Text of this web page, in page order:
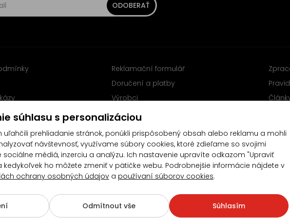
ODOBERAŤ
Reklamační formulář
Doručení a platby
Výrobci
Sleduj nás na Facebooku
4.5/5(189x)
súhlasu s personalizáciou
uľahčili prehliadanie stránok, ponúkli prispôsobený obsah alebo reklamu a mohli
návštevnosť, využívame súbory cookies, ktoré zdieľame so svojimi
sociálne médiá, inzerciu a analýzu. Ich nastavenie upravíte odkazom "Upraviť
kedykoľvek ho môžete zmeniť v pätičke webu. Podrobnejšie informácie nájdete v
ochrany osobných údajov a používaní súborov cookies.
Odmítnout vše Súhlasím